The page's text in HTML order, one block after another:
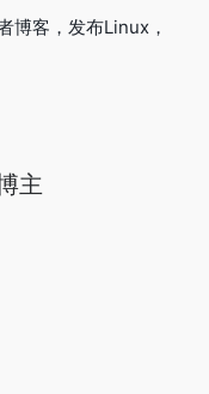
博客，发布Linux，
主